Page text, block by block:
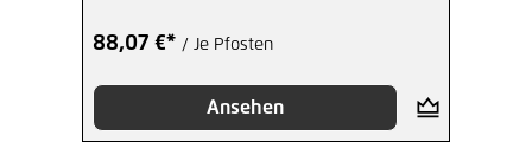
88,07 €* / Je Pfosten
Ansehen